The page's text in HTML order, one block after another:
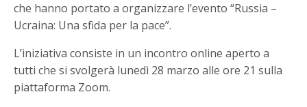
che hanno portato a organizzare l’evento “Russia –
Ucraina: Una sfida per la pace”.
L’iniziativa consiste in un incontro online aperto a
tutti che si svolgerà lunedì 28 marzo alle ore 21 sulla
piattaforma Zoom.